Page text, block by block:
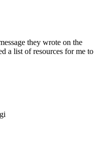
they wrote on the
a list of resources for me to